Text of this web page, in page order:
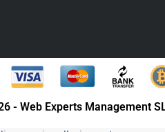
- Web Experts Management